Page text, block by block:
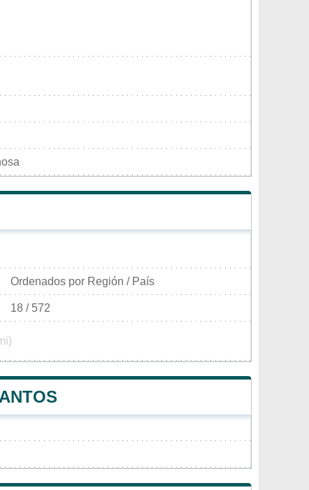
Ordenados por Región / País
18 / 572